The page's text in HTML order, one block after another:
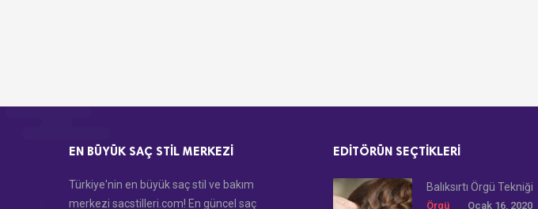
EN BÜYÜK SAÇ STIL MERKEZI
Türkiye'nin en büyük saç stil ve bakım
merkezi sacstilleri.com! En güncel saç
EDITÖRÜN SEÇTIKLERI
Balıksırtı Örgü Tekniği
Örgü Ocak 16, 2020